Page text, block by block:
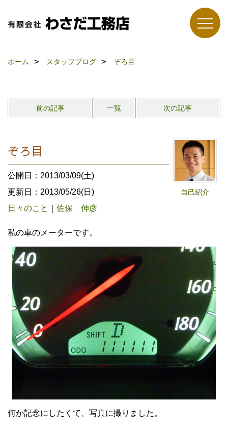
ホーム スタッフブログ ぞろ目
前の記事 一覧 次の記事
自己紹介
ぞろ目
公開日：2013/03/09(土)
更新日：2013/05/26(日)
日々のこと
佐保 伸彦
私の車のメーターです。
何か記念にしたくて、写真に撮りました。